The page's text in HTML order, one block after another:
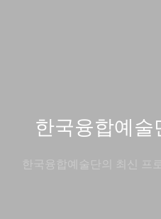
한국융합예
한국융합예술단의 최신 프